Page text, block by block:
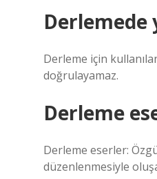
Derleme için
doğrulayamaz.
Derleme
Derleme eserler:
düzenlenmesiyle